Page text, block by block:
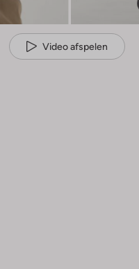
Video afspelen